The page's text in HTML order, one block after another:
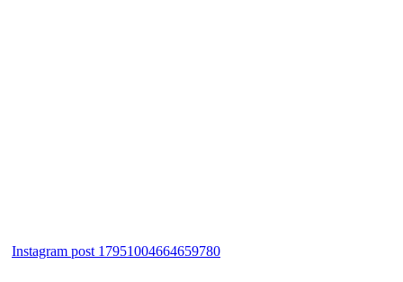
Instagram post 17951004664659780